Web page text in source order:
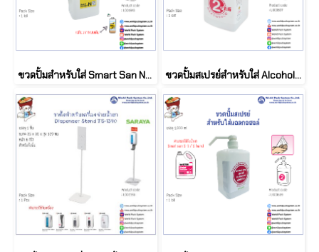
ขวดปั้มสำหรับใส่ Smart San N-2 / N-3 ขวดปั้มสเปรย์สำหรับใส่ Alcohol S-1 / S-Hand สามารถติดผนังได้